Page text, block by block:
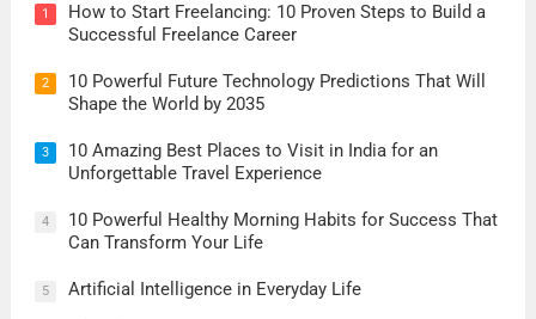
1
How to Start Freelancing: 10 Proven Steps to Build a
Successful Freelance Career
2
10 Powerful Future Technology Predictions That Will
Shape the World by 2035
3
10 Amazing Best Places to Visit in India for an
Unforgettable Travel Experience
4
10 Powerful Healthy Morning Habits for Success That
Can Transform Your Life
5 Artificial Intelligence in Everyday Life